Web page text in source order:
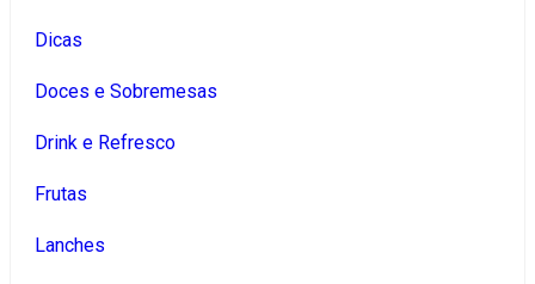
Dicas
Doces e Sobremesas
Drink e Refresco
Frutas
Lanches